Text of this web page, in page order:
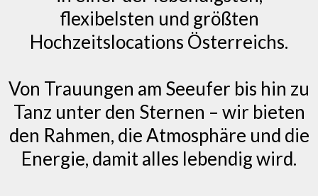
flexibelsten und größten
Hochzeitslocations Österreichs.
Von Trauungen am Seeufer bis hin zu
Tanz unter den Sternen – wir bieten
den Rahmen, die Atmosphäre und die
Energie, damit alles lebendig wird.